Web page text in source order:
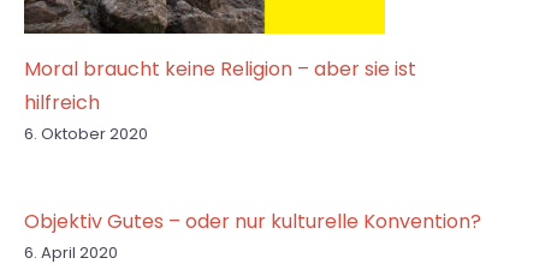
Moral braucht keine Religion – aber sie ist
hilfreich
6. Oktober 2020
Objektiv Gutes – oder nur kulturelle Konvention?
6. April 2020